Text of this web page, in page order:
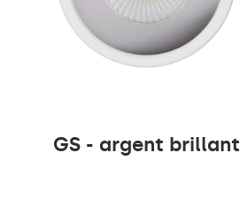
GS - argent brillant